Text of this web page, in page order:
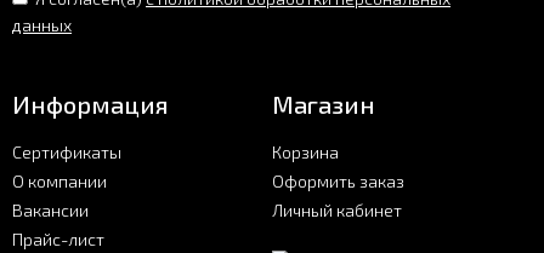
данных
Информация
Сертификаты
О компании
Вакансии
Прайс-лист
Магазин
Корзина
Оформить заказ
Личный кабинет